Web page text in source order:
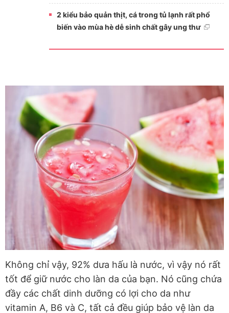
2 kiểu bảo quản thịt, cá trong tủ lạnh rất phổ
biến vào mùa hè dễ sinh chất gây ung thư
Không chỉ vậy, 92% dưa hấu là nước, vì vậy nó rất
tốt để giữ nước cho làn da của bạn. Nó cũng chứa
đầy các chất dinh dưỡng có lợi cho da như
vitamin A, B6 và C, tất cả đều giúp bảo vệ làn da